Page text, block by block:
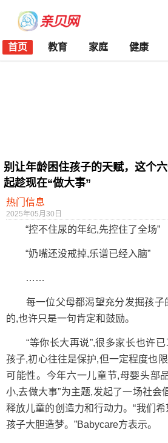
首页 教育 家庭 健康
别让年龄困住孩子的天赋，这个
起趁现在“做大事”
热门信息
2025年05月30日
“控不住尿的年纪,先控住了全场”
“奶嘴还没戒掉,乐谱已经入脑”
……
每一位父母都渴望充分发掘孩子
的,也许只是一句肯定和鼓励。
“等你长大再说”,很多家长也许已
孩子,初心往往是保护,但一定程度也
可能性。今年六一儿童节,母婴头部
小,去做大事”为主题,发起了一场社会
释放儿童的创造力和行动力。“我们
孩子大胆造梦。”Babycare方表示。